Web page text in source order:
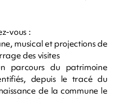
vous :
musical et projections de
des visites
parcours du patrimoine
depuis le tracé du
de la commune le